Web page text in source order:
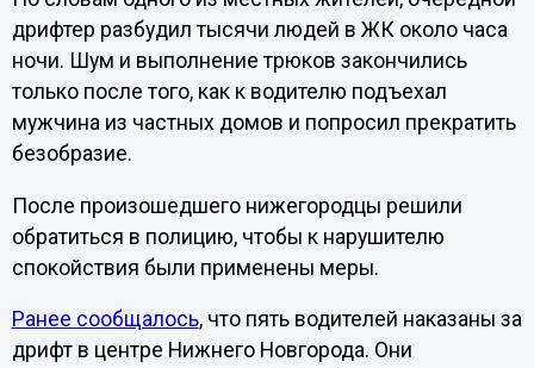
дрифтер разбудил тысячи людей в ЖК около часа
ночи. Шум и выполнение трюков закончились
только после того, как к водителю подъехал
мужчина из частных домов и попросил прекратить
безобразие.
После произошедшего нижегородцы решили
обратиться в полицию, чтобы к нарушителю
спокойствия были применены меры.
Ранее сообщалось, что пять водителей наказаны за
дрифт в центре Нижнего Новгорода. Они